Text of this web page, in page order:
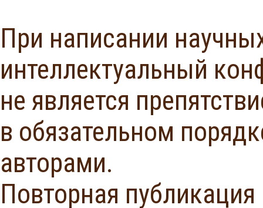
При написании
интеллектуальный
не является
в обязательном
авторами.
Повторная публикация